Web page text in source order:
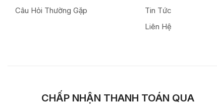
Câu Hỏi Thường Gặp
Tin Tức
Liên Hệ
CHẤP NHẬN THANH TOÁN QUA